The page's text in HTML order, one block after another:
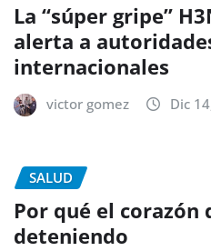
La “súper gripe”
alerta a
internacionales
victor gomez Dic
SALUD
Por qué el corazón
deteniendo